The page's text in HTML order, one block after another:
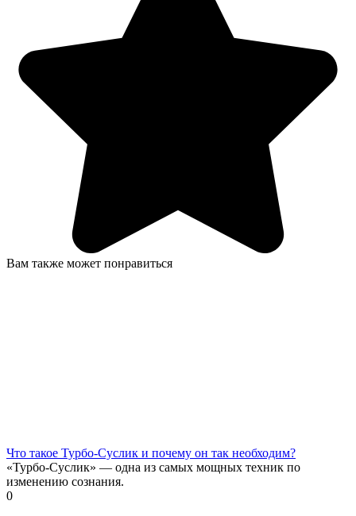
Вам также может понравиться
Что такое Турбо-Суслик и почему он так необходим?
«Турбо-Суслик» — одна из самых мощных техник по
изменению сознания.
0